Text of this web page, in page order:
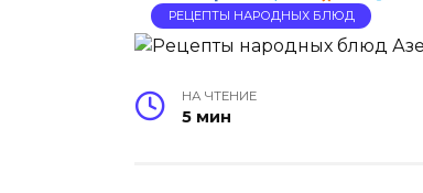
РЕЦЕПТЫ НАРОДНЫХ БЛЮД
НА ЧТЕНИЕ
5 мин